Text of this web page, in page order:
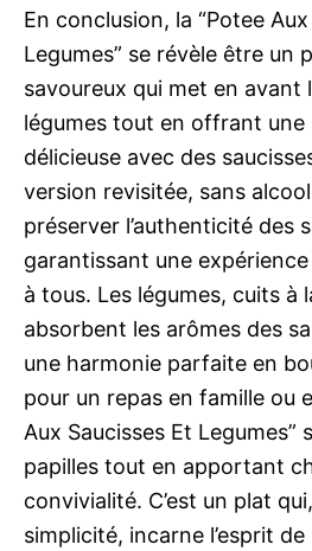
En conclusion, la “Potee
Legumes” se révèle être
savoureux qui met en avant
légumes tout en offrant une
délicieuse avec des
version revisitée, sans
préserver l’authenticité des
garantissant une
à tous. Les légumes, cuits à
absorbent les arômes des
une harmonie parfaite en
pour un repas en famille ou
Aux Saucisses Et Legumes”
papilles tout en apportant
convivialité. C’est un plat
simplicité, incarne l’esprit